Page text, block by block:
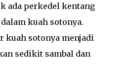
ada perkedel kentang
kuah sotonya.
kuah sotonya menjadi
sedikit sambal dan